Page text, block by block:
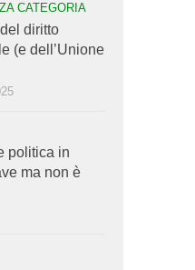
CATEGORIA
diritto
(e dell’Unione
politica in
ma non è